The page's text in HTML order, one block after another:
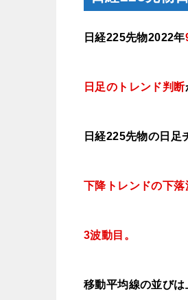
日経225先物2022年
日足のトレンド判断
日経225先物の日足
下降トレンドの下落
3波動目。
移動平均線の並びは